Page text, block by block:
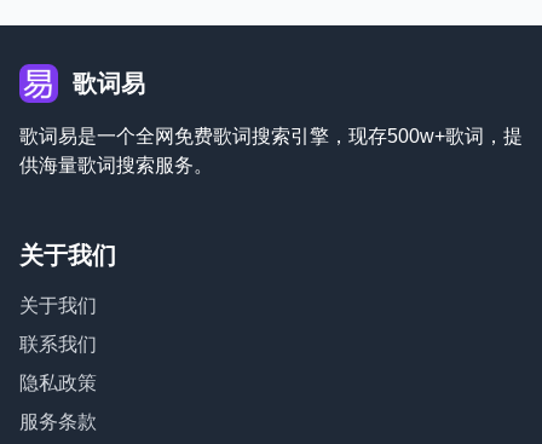
歌词易
歌词易是一个全网免费歌词搜索引擎，现存500w+歌词，提
供海量歌词搜索服务。
关于我们
关于我们
联系我们
隐私政策
服务条款